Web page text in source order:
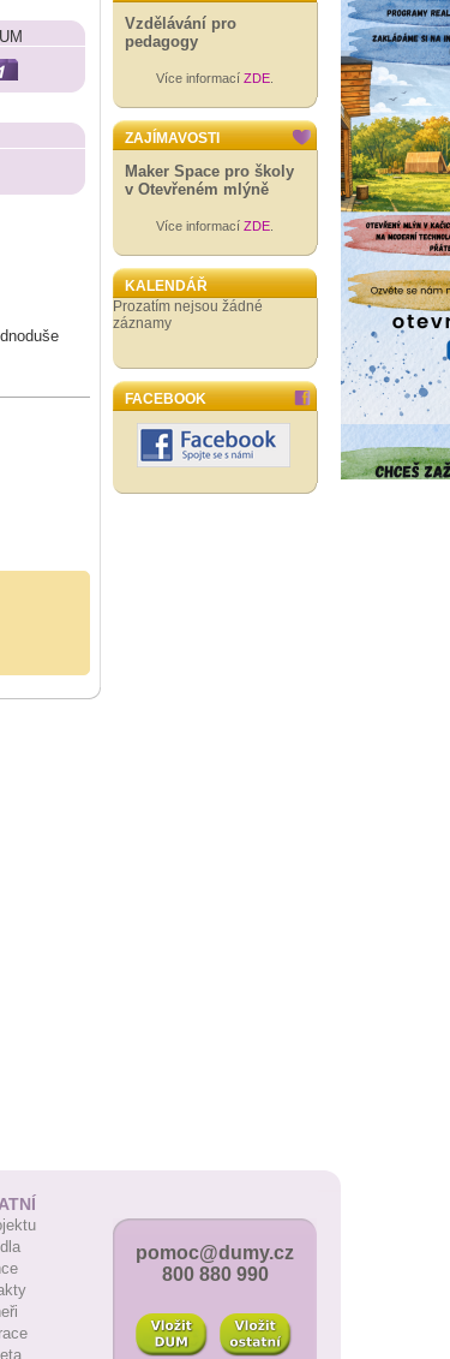
Vzdělávání pro
pedagogy
Více informací ZDE
ZAJÍMAVOSTI
Maker Space pro školy
v Otevřeném mlýně
Více informací ZDE
KALENDÁŘ
Prozatím nejsou žádné
záznamy
FACEBOOK
pomoc@dumy.cz
800 880 990